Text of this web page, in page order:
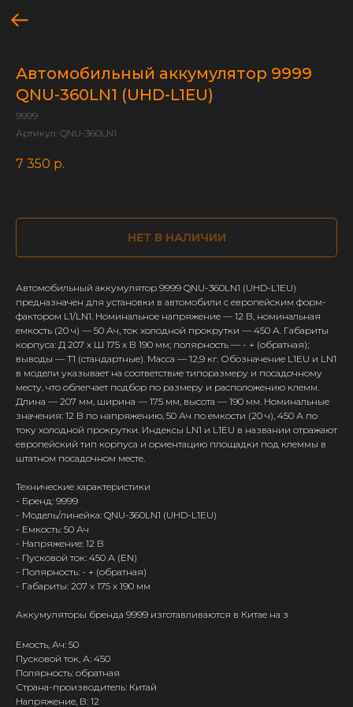
Автомобильный аккумулятор 9999
QNU-360LN1 (UHD-L1EU)
9999
Артикул: QNU-360LN1
7 350 р.
НЕТ В НАЛИЧИИ
Автомобильный аккумулятор 9999 QNU-360LN1 (UHD-L1EU)
предназначен для установки в автомобили с европейским форм-
фактором L1/LN1. Номинальное напряжение — 12 В, номинальная
емкость (20 ч) — 50 Ач, ток холодной прокрутки — 450 А. Габариты
корпуса: Д 207 х Ш 175 х В 190 мм; полярность — - + (обратная);
выводы — Т1 (стандартные). Масса — 12,9 кг. Обозначение L1EU и LN1
в модели указывает на соответствие типоразмеру и посадочному
месту, что облегчает подбор по размеру и расположению клемм.
Длина — 207 мм, ширина — 175 мм, высота — 190 мм. Номинальные
значения: 12 В по напряжению, 50 Ач по емкости (20 ч), 450 А по
току холодной прокрутки. Индексы LN1 и L1EU в названии отражают
европейский тип корпуса и ориентацию площадки под клеммы в
штатном посадочном месте.
Технические характеристики
- Бренд: 9999
- Модель/линейка: QNU-360LN1 (UHD-L1EU)
- Емкость: 50 Ач
- Напряжение: 12 В
- Пусковой ток: 450 А (EN)
- Полярность: - + (обратная)
- Габариты: 207 х 175 х 190 мм
Аккумуляторы бренда 9999 изготавливаются в Китае на з
Емость, Ач: 50
Пусковой ток, А: 450
Полярность: обратная
Страна-производитель: Китай
Напряжение, В: 12